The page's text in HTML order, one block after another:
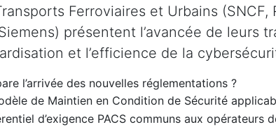
Ferroviaires et Urbains (SNCF,
présentent l’avancée de leurs
et l’efficience de la
l’arrivée des nouvelles réglementations ?
de Maintien en Condition de Sécurité
d’exigence PACS communs aux